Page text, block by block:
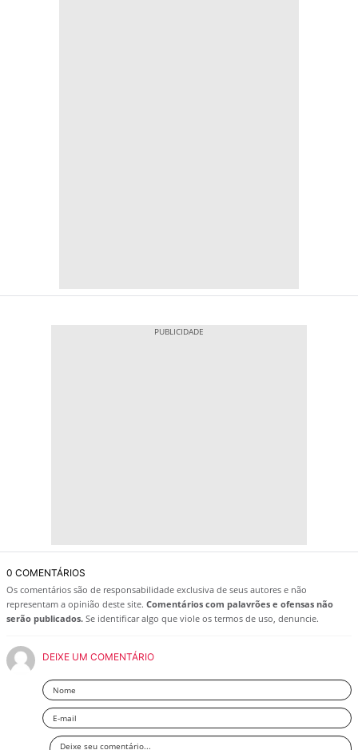
0 COMENTÁRIOS
Os comentários são de responsabilidade exclusiva de seus autores e não
representam a opinião deste site. Comentários com palavrões e ofensas não
serão publicados. Se identificar algo que viole os termos de uso, denuncie.
DEIXE UM COMENTÁRIO
Nome
Email
Deixe